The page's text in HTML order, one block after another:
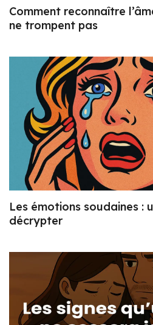
Comment reconnaître
ne trompent pas
Les émotions soudaines :
décrypter